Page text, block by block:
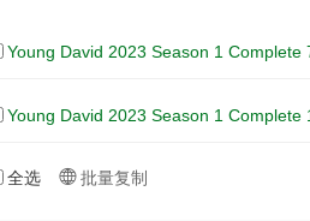
Young David 2023 Season 1 Complete
Young David 2023 Season 1 Complete
全选 批量复制